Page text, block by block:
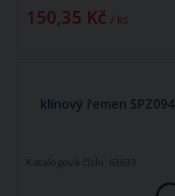
150,35 Kč / ks
klínový řemen
Katalogové číslo: 63633